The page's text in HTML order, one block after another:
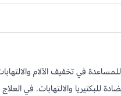
في تخفيف الآلام
والالتهابات. في